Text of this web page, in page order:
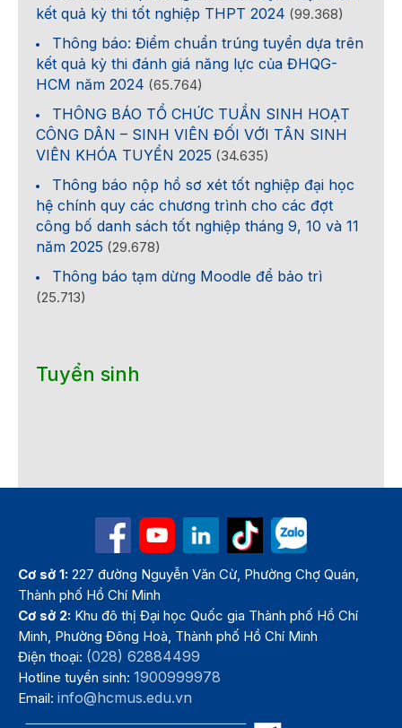
kết quả kỳ thi tốt nghiệp THPT 2024 (99.368)
Thông báo: Điểm chuẩn trúng tuyển dựa trên
kết quả kỳ thi đánh giá năng lực của ĐHQG-
HCM năm 2024 (65.764)
THÔNG BÁO TỔ CHỨC TUẦN SINH HOẠT
CÔNG DÂN – SINH VIÊN ĐỐI VỚI TÂN SINH
VIÊN KHÓA TUYỂN 2025 (34.635)
Thông báo nộp hồ sơ xét tốt nghiệp đại học
hệ chính quy các chương trình cho các đợt
công bố danh sách tốt nghiệp tháng 9, 10 và 11
năm 2025 (29.678)
Thông báo tạm dừng Moodle để bảo trì
(25.713)
Tuyển sinh
Cơ sở 1: 227 đường Nguyễn Văn Cừ, Phường Chợ Quán,
Thành phố Hồ Chí Minh
Cơ sở 2: Khu đô thị Đại học Quốc gia Thành phố Hồ Chí
Minh, Phường Đông Hoà, Thành phố Hồ Chí Minh
Điện thoại: (028) 62884499
Hotline tuyển sinh:1900999978
Email:info@hcmus.edu.vn